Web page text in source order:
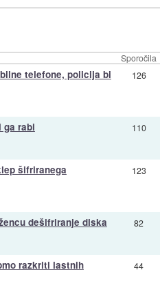
Sporočila
telefone, policija bi 126
ga rabi 110
šifriranega 123
dešifriranje diska 82
razkriti lastnih 44